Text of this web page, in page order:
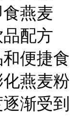
燕麦
配方
便捷食
燕麦粉
渐受到